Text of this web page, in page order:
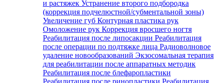
и растяжек Устранение второго подбородка
(коррекция подчелюстной/субментальной зоны)
Увеличение губ Контурная пластика рук
Омоложение рук Коррекция вросшего ногтя
Реабилитация после липосакции Реабилитация
после операции по подтяжке лица Радиоволновое
удаление новообразований Экзосомальная терапия
для реабилитации после аппаратных методик
Реабилитация после блефаропластики
Реабилитация после ринопластики Реабилитация